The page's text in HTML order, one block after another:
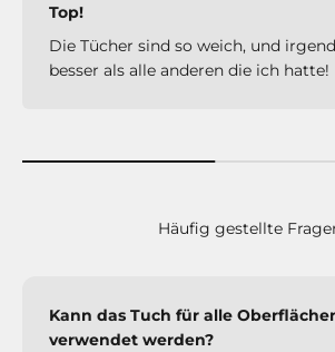
Top!
Die Tücher sind so weich, und
besser als alle anderen die ich hatte!
Häufig gestellte
Kann das Tuch für alle
verwendet werden?